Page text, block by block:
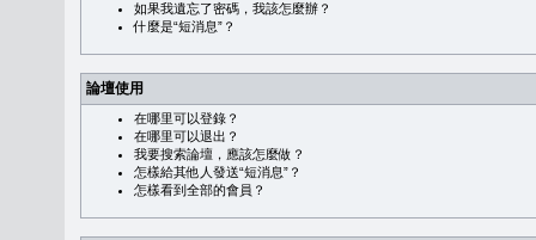
如果我遺忘了密碼，我該怎麼辦？
什麼是“短消息”？
論壇使用
在哪里可以登錄？
在哪里可以退出？
我要搜索論壇，應該怎麼做？
怎樣給其他人發送“短消息”？
怎樣看到全部的會員？